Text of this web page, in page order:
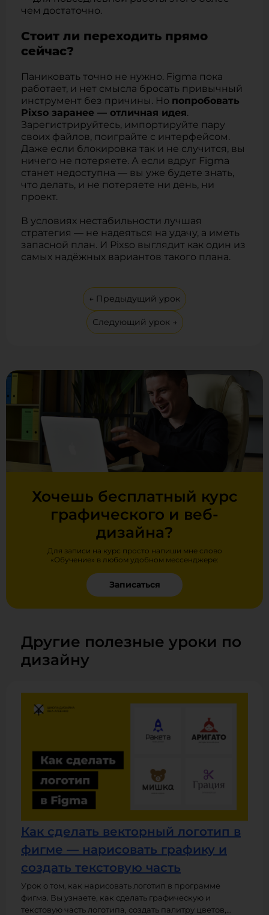
чем достаточно.
Стоит ли переходить прямо
сейчас?
Паниковать точно не нужно. Figma пока
работает, и нет смысла бросать привычный
инструмент без причины. Но попробовать
Pixso заранее — отличная идея.
Зарегистрируйтесь, импортируйте пару
своих файлов, поиграйте с интерфейсом.
Даже если блокировка так и не случится, вы
ничего не потеряете. А если вдруг Figma
станет недоступна — вы уже будете знать,
что делать, и не потеряете ни день, ни
проект.
В условиях нестабильности лучшая
стратегия — не надеяться на удачу, а иметь
запасной план. И Pixso выглядит как один из
самых надёжных вариантов такого плана.
← Предыдущий урок
Следующий урок →
Хочешь бесплатный курс
графического и веб-
дизайна?
Для записи на курс просто напиши мне слово
«Обучение» в любом удобном мессенджере:
Записаться
Другие полезные уроки по
дизайну
Как сделать векторный логотип в
фигме — нарисовать графику и
создать текстовую часть
Урок о том, как нарисовать логотип в программе
фигма. Вы узнаете, как сделать графическую и
текстовую часть логотипа, создать палитру цветов,